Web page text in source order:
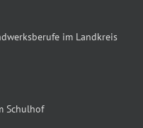
im Landkreis
Schulhof